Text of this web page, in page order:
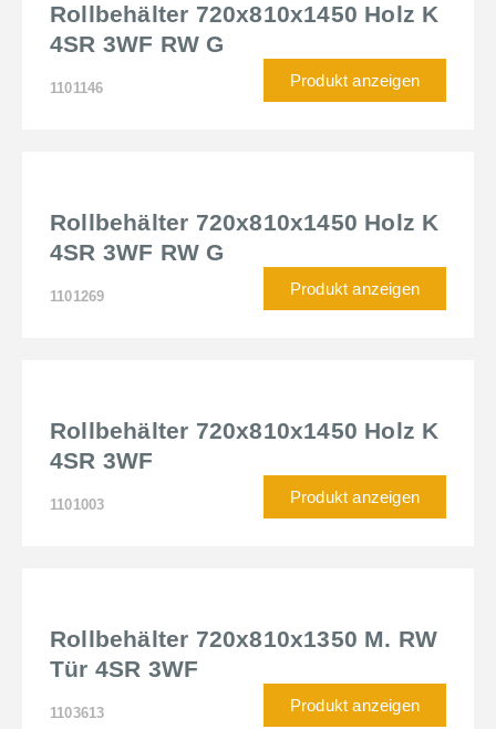
Rollbehälter 720x810x1450 Holz K
4SR 3WF RW G
1101146 Produkt anzeigen
Rollbehälter 720x810x1450 Holz K
4SR 3WF RW G
1101269 Produkt anzeigen
Rollbehälter 720x810x1450 Holz K
4SR 3WF
1101003 Produkt anzeigen
Rollbehälter 720x810x1350 M. RW
Tür 4SR 3WF
1103613 Produkt anzeigen